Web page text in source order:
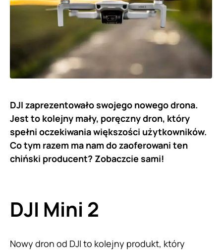
DJI zaprezentowało swojego nowego drona.
Jest to kolejny mały, poręczny dron, który
spełni oczekiwania większości użytkowników.
Co tym razem ma nam do zaoferowani ten
chiński producent? Zobaczcie sami!
DJI Mini 2
Nowy dron od DJI to kolejny produkt, który